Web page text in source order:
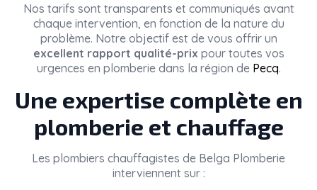
Nos tarifs sont transparents et communiqués avant
chaque intervention, en fonction de la nature du
problème. Notre objectif est de vous offrir un
excellent rapport qualité-prix pour toutes vos
urgences en plomberie dans la région de Pecq.
Une expertise complète en
plomberie et chauffage
Les plombiers chauffagistes de Belga Plomberie
interviennent sur :